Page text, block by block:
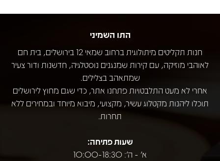
התו השמיני
חנות תקליטים מיתולוגית ברחוב שמאי 12 בירושלים, בית חם
לאוהבי מוזיקה, עם קירות שמנגנים נוסטלגיה, חדשנות ודור צעיר
שמתאהב בצלילים.
אחרי לא מעט התלבטויות פתחנו אתר, כדי שגם מחוץ לירושלים
תוכלו ליהנות מקטלוג עשיר, מקצועי, מיבוא מיוחד ובמחירים ללא
תחרות.
שעות פתיחה:
א' - ה': 10:00-18:30